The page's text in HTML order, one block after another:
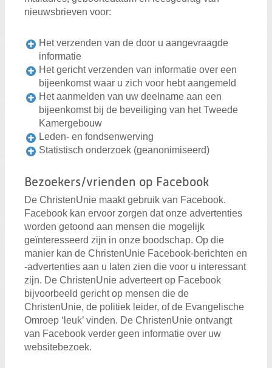
nieuwsbrieven voor:
Het verzenden van de door u aangevraagde
informatie
Het gericht verzenden van informatie over een
bijeenkomst waar u zich voor hebt aangemeld
Het aanmelden van uw deelname aan een
bijeenkomst bij de beveiliging van het Tweede
Kamergebouw
Leden- en fondsenwerving
Statistisch onderzoek (geanonimiseerd)
Bezoekers/vrienden op Facebook
De ChristenUnie maakt gebruik van Facebook.
Facebook kan ervoor zorgen dat onze advertenties
worden getoond aan mensen die mogelijk
geïnteresseerd zijn in onze boodschap. Op die
manier kan de ChristenUnie Facebook-berichten en
-advertenties aan u laten zien die voor u interessant
zijn. De ChristenUnie adverteert op Facebook
bijvoorbeeld gericht op mensen die de
ChristenUnie, de politiek leider, of de Evangelische
Omroep ‘leuk’ vinden. De ChristenUnie ontvangt
van Facebook verder geen informatie over uw
websitebezoek.